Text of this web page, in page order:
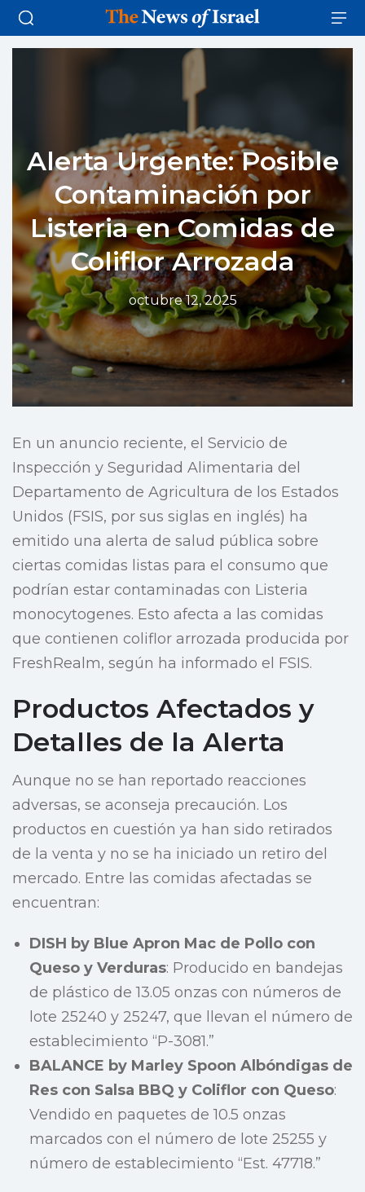
Alerta Urgente: Posible
Contaminación por
Listeria en Comidas de
Coliflor Arrozada
octubre 12, 2025
En un anuncio reciente, el Servicio de
Inspección y Seguridad Alimentaria del
Departamento de Agricultura de los Estados
Unidos (FSIS, por sus siglas en inglés) ha
emitido una alerta de salud pública sobre
ciertas comidas listas para el consumo que
podrían estar contaminadas con Listeria
monocytogenes. Esto afecta a las comidas
que contienen coliflor arrozada producida por
FreshRealm, según ha informado el FSIS.
Productos Afectados y
Detalles de la Alerta
Aunque no se han reportado reacciones
adversas, se aconseja precaución. Los
productos en cuestión ya han sido retirados
de la venta y no se ha iniciado un retiro del
mercado. Entre las comidas afectadas se
encuentran:
DISH by Blue Apron Mac de Pollo con
Queso y Verduras: Producido en bandejas
de plástico de 13.05 onzas con números de
lote 25240 y 25247, que llevan el número de
establecimiento “P-3081.”
BALANCE by Marley Spoon Albóndigas de
Res con Salsa BBQ y Coliflor con Queso:
Vendido en paquetes de 10.5 onzas
marcados con el número de lote 25255 y
número de establecimiento “Est. 47718.”